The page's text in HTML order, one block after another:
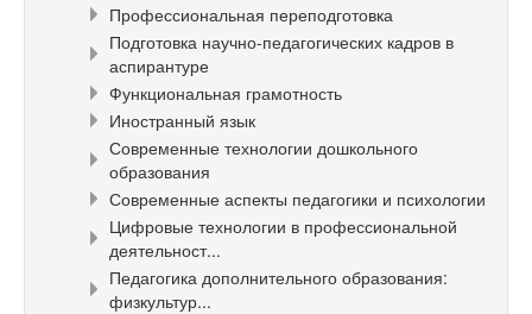
Профессиональная переподготовка
Подготовка научно-педагогических кадров в
аспирантуре
Функциональная грамотность
Иностранный язык
Современные технологии дошкольного
образования
Современные аспекты педагогики и психологии
Цифровые технологии в профессиональной
деятельност...
Педагогика дополнительного образования:
физкультур...